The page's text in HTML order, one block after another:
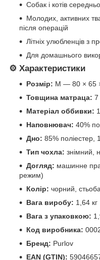
Собак і котів
Молодих, активних
після операцій
Літніх улюбленців з
Для домашнього
⚙️ Характеристики
Розмір: M — 80 × 65
Товщина матраца: 7
Матеріал оббивки:
Наповнювач: 40%
Дно: 85% поліестер,
Тип чохла: знімний,
Догляд: машинне
режим)
Колір: чорний,
Вага виробу: 1,64 кг
Вага з упаковкою:
Код виробника:
Бренд: Purlov
EAN (GTIN):